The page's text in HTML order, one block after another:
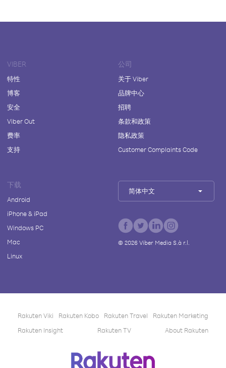
VIBER
特性
博客
安全
Viber Out
费率
支持
公司
关于 Viber
品牌中心
招聘
条款和政策
隐私政策
Customer Complaints Code
下载
Android
iPhone & iPad
Windows PC
Mac
Linux
简体中文
© 2026Viber Media S.à r.l.
Rakuten Viki Rakuten Kobo Rakuten Travel
Rakuten Marketing
Rakuten Insight
Rakuten TV About Rakuten